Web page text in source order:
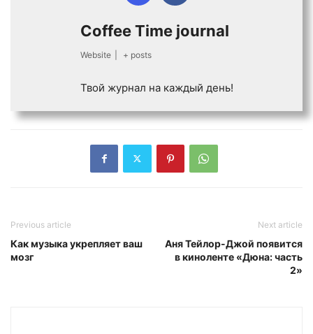
Coffee Time journal
Website + posts
Твой журнал на каждый день!
Previous article
Как музыка укрепляет ваш
мозг
Next article
Аня Тейлор-Джой появится
в киноленте «Дюна: часть
2»